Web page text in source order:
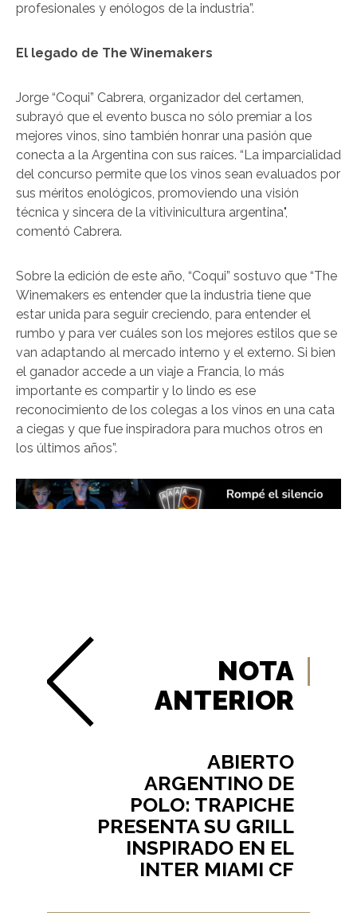
profesionales y enólogos de la industria”.
El legado de The Winemakers
Jorge “Coqui” Cabrera, organizador del certamen,
subrayó que el evento busca no sólo premiar a los
mejores vinos, sino también honrar una pasión que
conecta a la Argentina con sus raíces. “La imparcialidad
del concurso permite que los vinos sean evaluados por
sus méritos enológicos, promoviendo una visión
técnica y sincera de la vitivinicultura argentina",
comentó Cabrera.
Sobre la edición de este año, “Coqui” sostuvo que “The
Winemakers es entender que la industria tiene que
estar unida para seguir creciendo, para entender el
rumbo y para ver cuáles son los mejores estilos que se
van adaptando al mercado interno y el externo. Si bien
el ganador accede a un viaje a Francia, lo más
importante es compartir y lo lindo es ese
reconocimiento de los colegas a los vinos en una cata
a ciegas y que fue inspiradora para muchos otros en
los últimos años”.
NOTA
ANTERIOR
ABIERTO
ARGENTINO DE
POLO: TRAPICHE
PRESENTA SU GRILL
INSPIRADO EN EL
INTER MIAMI CF